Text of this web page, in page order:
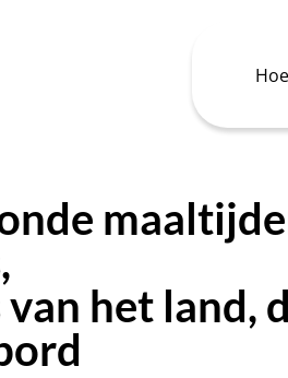
van het land,